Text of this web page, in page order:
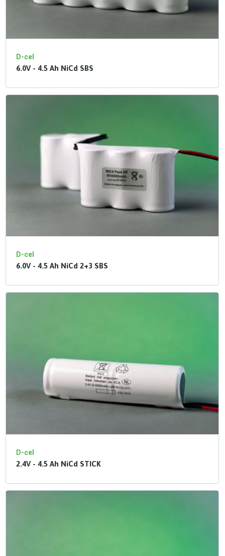
D-cel
6.0V - 4.5 Ah NiCd SBS
D-cel
6.0V - 4.5 Ah NiCd 2+3 SBS
D-cel
2.4V - 4.5 Ah NiCd STICK